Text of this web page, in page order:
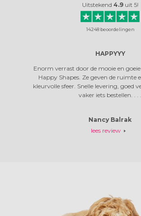
Uitstekend 4.9 uit 5!
14248 beoordelingen
HAPPYYY
Enorm verrast door de mooie en
Happy Shapes. Ze geven de ruimte
kleurvolle sfeer. Snelle levering, goed
vaker iets bestellen. . . .
Nancy Balrak
lees review